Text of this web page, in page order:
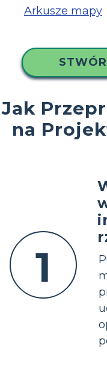
Arkusze mapy
Jak
na
1